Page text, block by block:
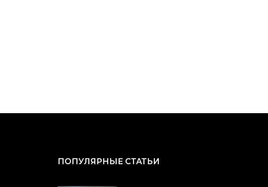
ПОПУЛЯРНЫЕ СТАТЬИ